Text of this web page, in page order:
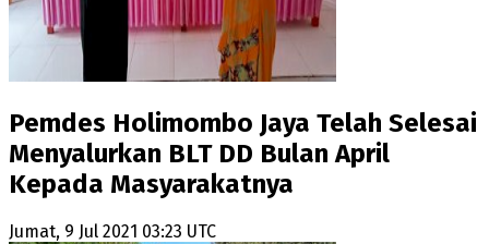
Pemdes Holimombo Jaya Telah Selesai
Menyalurkan BLT DD Bulan April
Kepada Masyarakatnya
Jumat, 9 Jul 2021 03:23 UTC